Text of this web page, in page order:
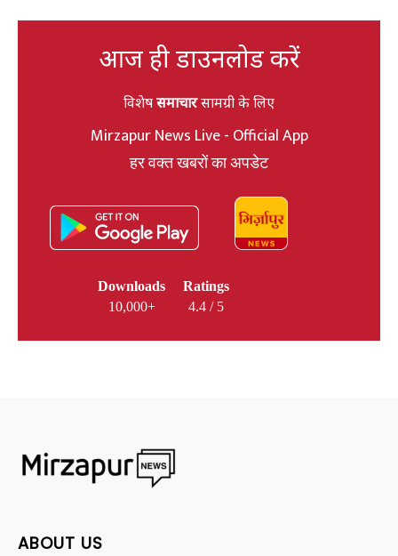
आज ही डाउनलोड करें
विशेषसमाचारसामग्री के लिए
Mirzapur News Live - Official App
हर वक्त खबरों का अपडेट
Downloads
10,000+
Ratings
4.4 / 5
ABOUT US